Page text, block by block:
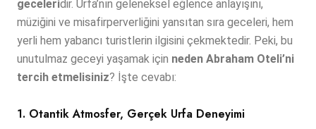
geceleridir. Urfa’nın geleneksel eğlence anlayışını,
müziğini ve misafirperverliğini yansıtan sıra geceleri, hem
yerli hem yabancı turistlerin ilgisini çekmektedir. Peki, bu
unutulmaz geceyi yaşamak için neden Abraham Oteli’ni
tercih etmelisiniz? İşte cevabı:
1. Otantik Atmosfer, Gerçek Urfa Deneyimi